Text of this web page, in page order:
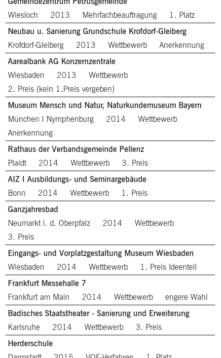
Wiesloch
2013 Mehrfachbeauftragung
1. Platz
Neubau u. Sanierung Grundschule Krofdorf-Gleiberg
Krofdorf-Gleiberg
2013 Wettbewerb
Anerkennung
Aarealbank AG Konzernzentrale
Wiesbaden
2013
Wettbewerb
2. Preis (kein 1.Preis vergeben)
Museum Mensch und Natur, Naturkundemuseum Bayern
München l Nymphenburg
2014
Wettbewerb
Anerkennung
Rathaus der Verbandsgemeinde Pellenz
Plaidt
2014 Wettbewerb
3. Preis
AIZ I Ausbildungs- und Seminargebäude
Bonn
2014 Wettbewerb
1. Preis
Ganzjahresbad
Neumarkt i. d. Oberpfalz
2014
Wettbewerb
3. Preis
Eingangs- und Vorplatzgestaltung Museum Wiesbaden
Wiesbaden
2014 Wettbewerb
1. Preis Ideenteil
Frankfurt Messehalle 7
Frankfurt am Main
2014 Wettbewerb
engere Wahl
Badisches Staatstheater - Sanierung und Erweiterung
Karlsruhe
2014 Wettbewerb
3. Preis
Herderschule